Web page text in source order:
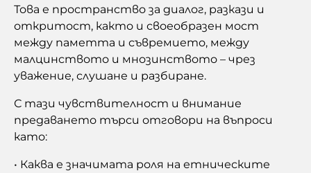
Това е пространство за диалог, разкази и
откритост, както и своеобразен мост
между паметта и съвремието, между
малцинството и мнозинството – чрез
уважение, слушане и разбиране.
С тази чувствителност и внимание
предаването търси отговори на въпроси
като:
• Каква е значимата роля на етническите